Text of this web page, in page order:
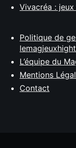
Vivacréa :
Politique de
L’équipe du
Mentions
Contact